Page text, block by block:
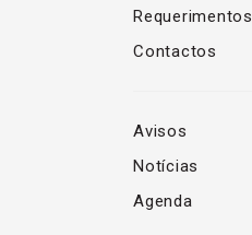
Requerimentos
Contactos
Avisos
Notícias
Agenda